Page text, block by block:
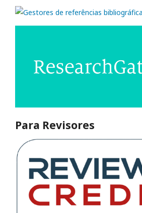
Para Revisores